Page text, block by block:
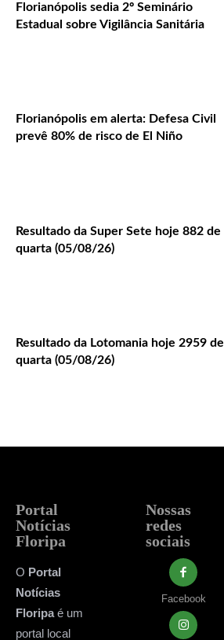
Florianópolis sedia 2º Seminário
Estadual sobre Vigilância Sanitária
Florianópolis em alerta: Defesa Civil
prevê 80% de risco de El Niño
Resultado da Super Sete hoje 882 de
quarta (05/08/26)
Resultado da Lotomania hoje 2959 de
quarta (05/08/26)
Portal
Notícias
Floripa
O Portal
Notícias
Floripaé um
portal local
Nossas
redes
sociais
Facebook